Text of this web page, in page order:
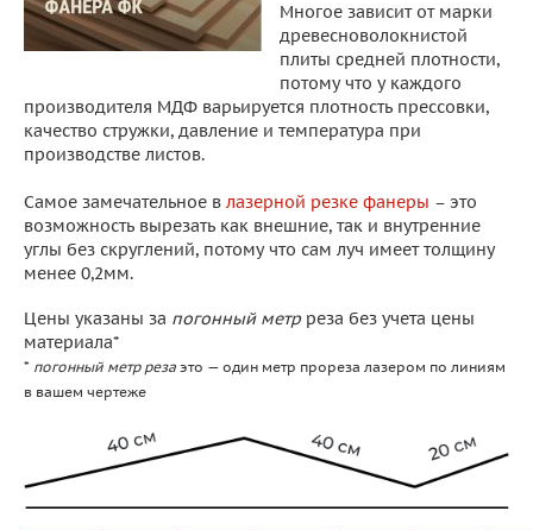
Многое зависит от марки
древесноволокнистой
плиты средней плотности,
потому что у каждого
производителя МДФ варьируется плотность прессовки,
качество стружки, давление и температура при
производстве листов.
Самое замечательное в лазерной резке фанеры – это
возможность вырезать как внешние, так и внутренние
углы без скруглений, потому что сам луч имеет толщину
менее 0,2мм.
Цены указаны за погонный метрреза без учета цены
материала*
* погонный метр реза это — один метр прореза лазером по линиям
в вашем чертеже